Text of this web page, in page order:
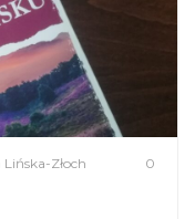
Złoch 0